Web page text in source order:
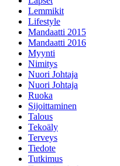
Lemmikit
Lifestyle
Mandaatti 2015
Mandaatti 2016
Myynti
Nimitys
Nuori Johtaja
Nuori Johtaja
Ruoka
Sijoittaminen
Talous
Tekoäly
Terveys
Tiedote
Tutkimus